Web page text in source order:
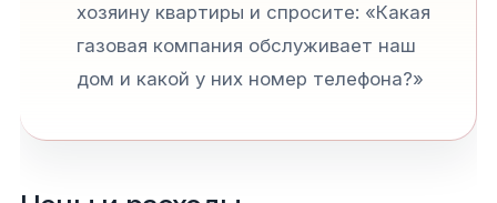
хозяину квартиры и спросите: «Какая
газовая компания обслуживает наш
дом и какой у них номер телефона?»